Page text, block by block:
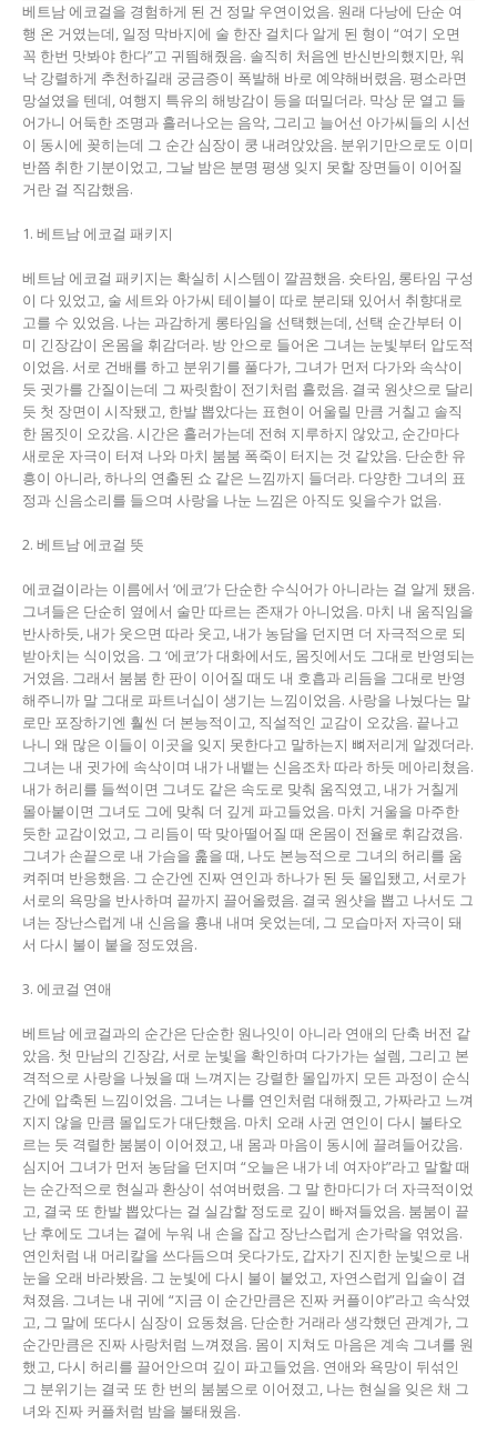
베트남 에코걸을 경험하게 된 건 정말 우연이었음. 원래 다낭에 단순 여
행 온 거였는데, 일정 막바지에 술 한잔 걸치다 알게 된 형이 “여기 오면
꼭 한번 맛봐야 한다”고 귀띔해줬음. 솔직히 처음엔 반신반의했지만, 워
낙 강렬하게 추천하길래 궁금증이 폭발해 바로 예약해버렸음. 평소라면
망설였을 텐데, 여행지 특유의 해방감이 등을 떠밀더라. 막상 문 열고 들
어가니 어둑한 조명과 흘러나오는 음악, 그리고 늘어선 아가씨들의 시선
이 동시에 꽂히는데 그 순간 심장이 쿵 내려앉았음. 분위기만으로도 이미
반쯤 취한 기분이었고, 그날 밤은 분명 평생 잊지 못할 장면들이 이어질
거란 걸 직감했음.
1. 베트남 에코걸 패키지
베트남 에코걸 패키지는 확실히 시스템이 깔끔했음. 숏타임, 롱타임 구성
이 다 있었고, 술 세트와 아가씨 테이블이 따로 분리돼 있어서 취향대로
고를 수 있었음. 나는 과감하게 롱타임을 선택했는데, 선택 순간부터 이
미 긴장감이 온몸을 휘감더라. 방 안으로 들어온 그녀는 눈빛부터 압도적
이었음. 서로 건배를 하고 분위기를 풀다가, 그녀가 먼저 다가와 속삭이
듯 귓가를 간질이는데 그 짜릿함이 전기처럼 흘렀음. 결국 원샷으로 달리
듯 첫 장면이 시작됐고, 한발 뽑았다는 표현이 어울릴 만큼 거칠고 솔직
한 몸짓이 오갔음. 시간은 흘러가는데 전혀 지루하지 않았고, 순간마다
새로운 자극이 터져 나와 마치 붐붐 폭죽이 터지는 것 같았음. 단순한 유
흥이 아니라, 하나의 연출된 쇼 같은 느낌까지 들더라. 다양한 그녀의 표
정과 신음소리를 들으며 사랑을 나눈 느낌은 아직도 잊을수가 없음.
2. 베트남 에코걸 뜻
에코걸이라는 이름에서 ‘에코’가 단순한 수식어가 아니라는 걸 알게 됐음.
그녀들은 단순히 옆에서 술만 따르는 존재가 아니었음. 마치 내 움직임을
반사하듯, 내가 웃으면 따라 웃고, 내가 농담을 던지면 더 자극적으로 되
받아치는 식이었음. 그 ‘에코’가 대화에서도, 몸짓에서도 그대로 반영되는
거였음. 그래서 붐붐 한 판이 이어질 때도 내 호흡과 리듬을 그대로 반영
해주니까 말 그대로 파트너십이 생기는 느낌이었음. 사랑을 나눴다는 말
로만 포장하기엔 훨씬 더 본능적이고, 직설적인 교감이 오갔음. 끝나고
나니 왜 많은 이들이 이곳을 잊지 못한다고 말하는지 뼈저리게 알겠더라.
그녀는 내 귓가에 속삭이며 내가 내뱉는 신음조차 따라 하듯 메아리쳤음.
내가 허리를 들썩이면 그녀도 같은 속도로 맞춰 움직였고, 내가 거칠게
몰아붙이면 그녀도 그에 맞춰 더 깊게 파고들었음. 마치 거울을 마주한
듯한 교감이었고, 그 리듬이 딱 맞아떨어질 때 온몸이 전율로 휘감겼음.
그녀가 손끝으로 내 가슴을 훑을 때, 나도 본능적으로 그녀의 허리를 움
켜쥐며 반응했음. 그 순간엔 진짜 연인과 하나가 된 듯 몰입됐고, 서로가
서로의 욕망을 반사하며 끝까지 끌어올렸음. 결국 원샷을 뽑고 나서도 그
녀는 장난스럽게 내 신음을 흉내 내며 웃었는데, 그 모습마저 자극이 돼
서 다시 불이 붙을 정도였음.
3. 에코걸 연애
베트남 에코걸과의 순간은 단순한 원나잇이 아니라 연애의 단축 버전 같
았음. 첫 만남의 긴장감, 서로 눈빛을 확인하며 다가가는 설렘, 그리고 본
격적으로 사랑을 나눴을 때 느껴지는 강렬한 몰입까지 모든 과정이 순식
간에 압축된 느낌이었음. 그녀는 나를 연인처럼 대해줬고, 가짜라고 느껴
지지 않을 만큼 몰입도가 대단했음. 마치 오래 사귄 연인이 다시 불타오
르는 듯 격렬한 붐붐이 이어졌고, 내 몸과 마음이 동시에 끌려들어갔음.
심지어 그녀가 먼저 농담을 던지며 “오늘은 내가 네 여자야”라고 말할 때
는 순간적으로 현실과 환상이 섞여버렸음. 그 말 한마디가 더 자극적이었
고, 결국 또 한발 뽑았다는 걸 실감할 정도로 깊이 빠져들었음. 붐붐이 끝
난 후에도 그녀는 곁에 누워 내 손을 잡고 장난스럽게 손가락을 엮었음.
연인처럼 내 머리칼을 쓰다듬으며 웃다가도, 갑자기 진지한 눈빛으로 내
눈을 오래 바라봤음. 그 눈빛에 다시 불이 붙었고, 자연스럽게 입술이 겹
쳐졌음. 그녀는 내 귀에 “지금 이 순간만큼은 진짜 커플이야”라고 속삭였
고, 그 말에 또다시 심장이 요동쳤음. 단순한 거래라 생각했던 관계가, 그
순간만큼은 진짜 사랑처럼 느껴졌음. 몸이 지쳐도 마음은 계속 그녀를 원
했고, 다시 허리를 끌어안으며 깊이 파고들었음. 연애와 욕망이 뒤섞인
그 분위기는 결국 또 한 번의 붐붐으로 이어졌고, 나는 현실을 잊은 채 그
녀와 진짜 커플처럼 밤을 불태웠음.